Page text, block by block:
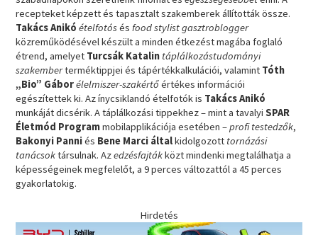
recepteket képzett és tapasztalt szakemberek állították össze.
Takács Anikó ételfotósésfood stylist gasztroblogger
közreműködésével készült a minden étkezést magába foglaló
étrend, amelyet Turcsák Katalin táplálkozástudományi
szakemberterméktippjei és tápértékkalkulációi, valamint Tóth
„Bio” Gáborélelmiszer-szakértőértékes információi
egészítettek ki. Az ínycsiklandó ételfotók is Takács Anikó
munkáját dicsérik. A táplálkozási tippekhez – mint a tavalyiSPAR
Életmód Programmobilapplikációja esetében –profi testedzők,
Bakonyi Panniés Bene Marci általkidolgozott tornázási
tanácsoktársulnak. Azedzésfajtákközt mindenki megtalálhatja a
képességeinek megfelelőt, a 9 perces változattól a 45 perces
gyakorlatokig.
Hirdetés